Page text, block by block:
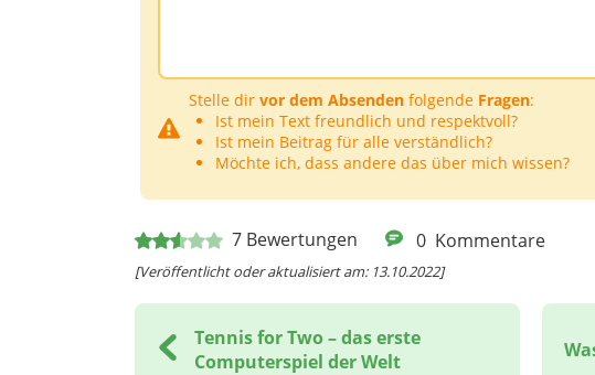
Stelle dir vor dem Absenden folgende Fragen:
Ist mein Text freundlich und respektvoll?
Ist mein Beitrag für alle verständlich?
Möchte ich, dass andere das über mich wissen?
7 Bewertungen 0 Kommentare
[Veröffentlicht oder aktualisiert am: 13.10.2022]
Tennis for Two – das erste
Computerspiel der Welt